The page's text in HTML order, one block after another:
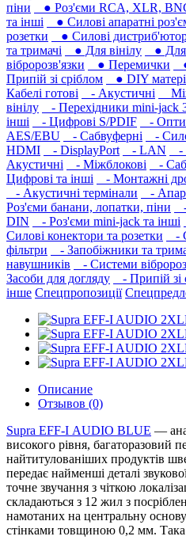
піни
● Роз'єми RCA, XLR,
та інші
● Силові апаратні
розетки
● Силові
та тримачі
● Для вінілу ● Для
вібророзв'язки
● Перемички
Припій зі сріблом
● DIY
Кабелі готові
- Акустичні
вінілу
- Перехідники mini-jack
інші
- Цифрові S/PDIF -
AES/EBU
- Сабвуферні -
HDMI
- DisplayPort - LAN -
Акустичні
- Міжблокові -
Цифрові та інші
- Монтажні
- Акустичні термінали
-
Роз'єми банани, лопатки, піни
DIN
- Роз'єми mini-jack та інші
Силові конектори та розетки
-
фільтри
- Запобіжники та
навушників‎
- Системи
Засоби для догляду
- Припій зі
інше Спецпропозиції
Описание
Отзывов (0)
Supra EFF-I AUDIO BLUE —
високого рівня, багаторазовий
найтитулованіших продуктів
передає найменші деталі
точне звучання з чіткою
складаються з 12 жил з
намотаних на центральну основу
стінками товщиною 0,2 мм. Така